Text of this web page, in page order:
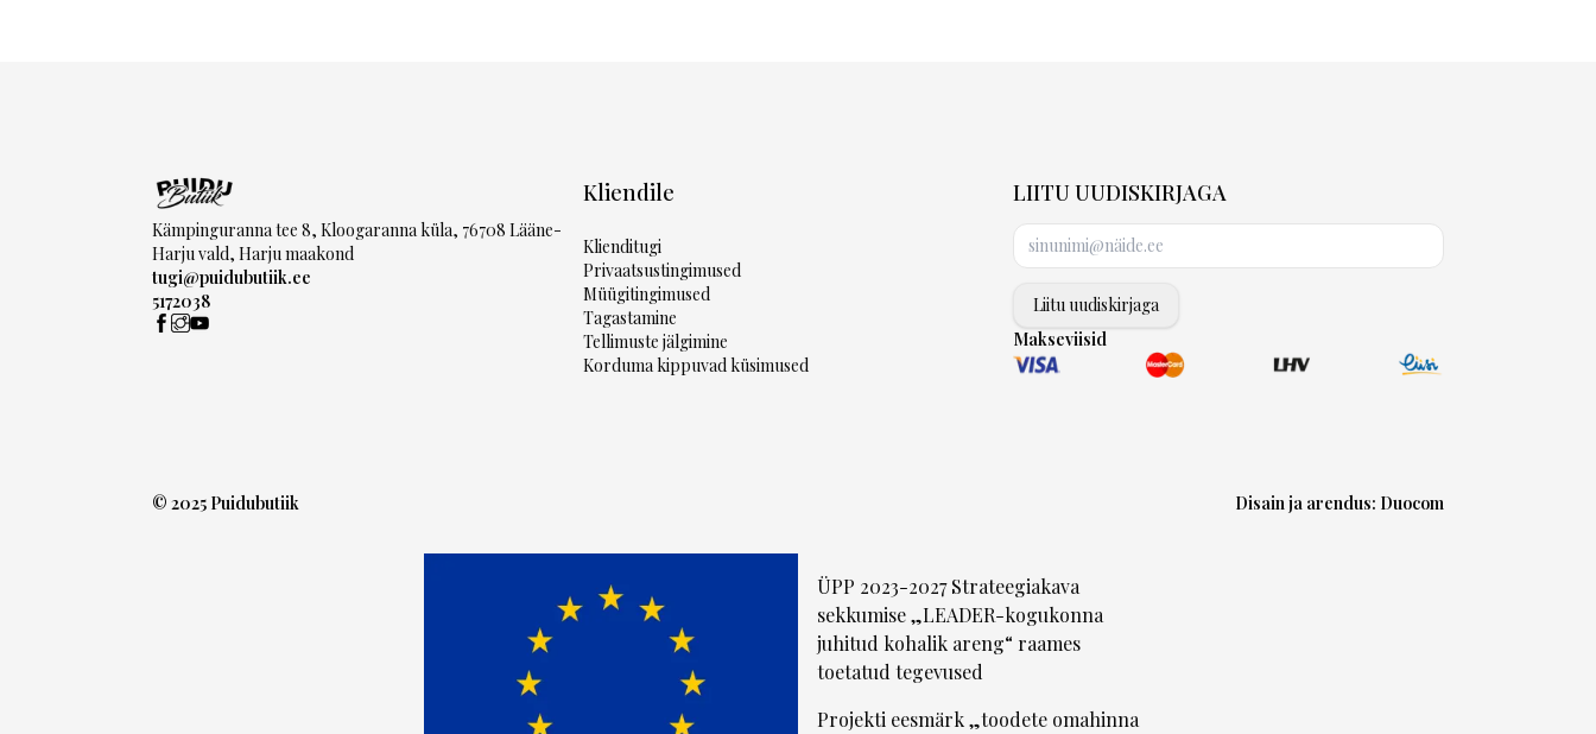
Kämpinguranna tee 8, Kloogaranna küla, 76708 Lääne-
Harju vald, Harju maakond
tugi@puidubutiik.ee
5172038
Kliendile
Klienditugi
Privaatsustingimused
Müügitingimused
Tagastamine
Tellimuste jälgimine
Korduma kippuvad küsimused
LIITU UUDISKIRJAGA
Liitu uudiskirjaga
Makseviisid
© 2025 Puidubutiik Disain ja arendus: Duocom
ÜPP 2023-2027 Strateegiakava
sekkumise „LEADER-kogukonna
juhitud kohalik areng“ raames
toetatud tegevused
Projekti eesmärk „toodete omahinna